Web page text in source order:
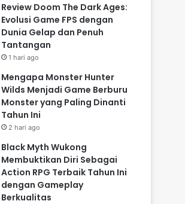
Review Doom The Dark Ages:
Evolusi Game FPS dengan
Dunia Gelap dan Penuh
Tantangan
1 hari ago
Mengapa Monster Hunter
Wilds Menjadi Game Berburu
Monster yang Paling Dinanti
Tahun Ini
2 hari ago
Black Myth Wukong
Membuktikan Diri Sebagai
Action RPG Terbaik Tahun Ini
dengan Gameplay
Berkualitas